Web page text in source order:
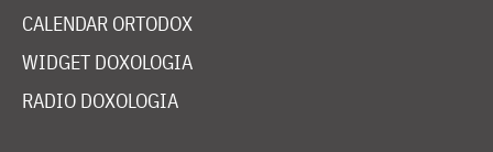
CALENDAR ORTODOX
WIDGET DOXOLOGIA
RADIO DOXOLOGIA